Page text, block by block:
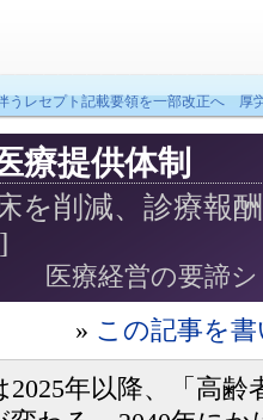
うレセプト記載要領を一部改正へ 厚
療提供体制
を削減、診療報
医療経営の要諦
» この記事を
年以降、「高